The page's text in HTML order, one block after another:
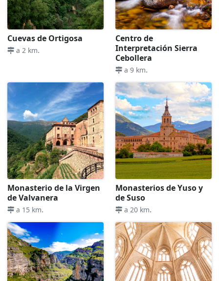
Cuevas de Ortigosa
a 2 km.
Centro de
Interpretación Sierra
Cebollera
a 9 km.
Monasterio de la Virgen
de Valvanera
a 15 km.
Monasterios de Yuso y
de Suso
a 20 km.